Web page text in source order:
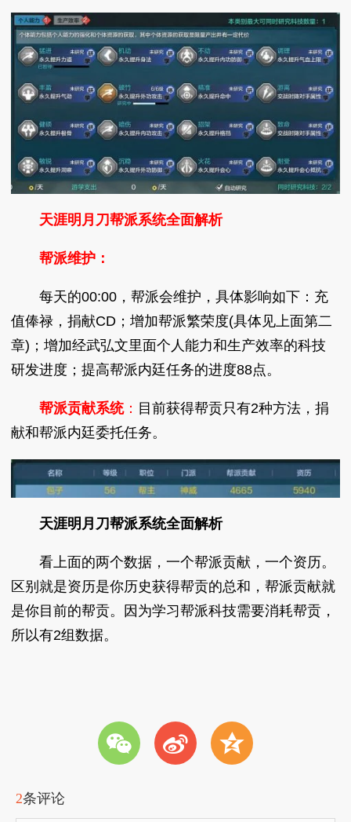
天涯明月刀帮派系统全面解析
帮派维护：
每天的00:00，帮派会维护，具体影响如下：充
值俸禄，捐献CD；增加帮派繁荣度(具体见上面第二
章)；增加经武弘文里面个人能力和生产效率的科技
研发进度；提高帮派内廷任务的进度88点。
帮派贡献系统： 目前获得帮贡只有2种方法，捐
献和帮派内廷委托任务。
天涯明月刀帮派系统全面解析
看上面的两个数据，一个帮派贡献，一个资历。
区别就是资历是你历史获得帮贡的总和，帮派贡献就
是你目前的帮贡。因为学习帮派科技需要消耗帮贡，
所以有2组数据。
w t z
2条评论